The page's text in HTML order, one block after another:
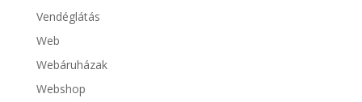
Vendéglátás
Web
Webáruházak
Webshop